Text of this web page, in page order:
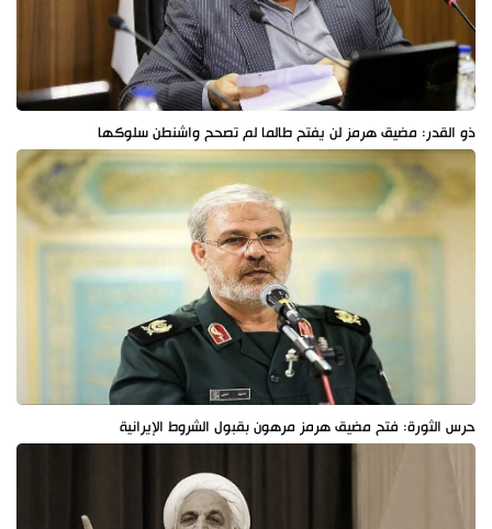
ذو القدر: مضيق هرمز لن يفتح طالما لم تصحح واشنطن سلوكها
حرس الثورة: فتح مضيق هرمز مرهون بقبول الشروط الإيرانية